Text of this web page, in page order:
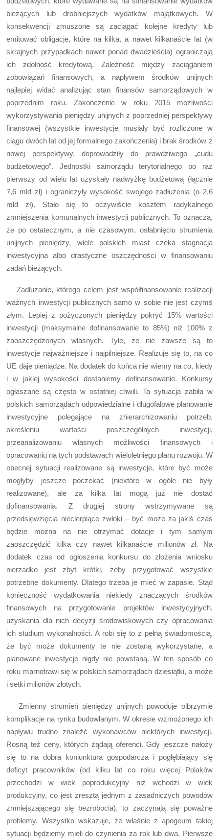
bieżących lub drobniejszych wydatków majątkowych. W
konsekwencji zmuszone są zaciągać kolejne kredyty lub
emitować obligacje, które na kilka, a nawet kilkanaście lat (w
skrajnych przypadkach nawet ponad dwadzieścia) ograniczają
ich zdolność kredytową. Zależność między zaciąganiem
zobowiązań finansowych, a napływem środków unijnych
najlepiej widać analizując stan finansów samorządowych w
poprzednim roku. Zakończenie w roku 2015 możliwości
wykorzystywania pieniędzy unijnych z poprzedniej perspektywy
finansowej (wszystkie inwestycje musiały być rozliczone w
ciągu dwóch lat od jej formalnego zakończenia) i brak środków z
nowej perspektywy, doprowadziły do prawdziwego „cudu
budżetowego”. Jednostki samorządu terytorialnego po raz
pierwszy od wielu lat uzyskały nadwyżkę budżetową (łącznie
7,6 mld zł) i ograniczyły wysokość swojego zadłużenia (o 2,6
mld zł). Stało się to oczywiście kosztem radykalnego
zmniejszenia komunalnych inwestycji publicznych. To oznacza,
że po ostatecznym, a nie czasowym, osłabnięciu strumienia
unijnych pieniędzy, wiele polskich miast czeka stagnacja
inwestycyjna albo drastyczne oszczędności w finansowaniu
zadań bieżących.
Zadłużanie, którego celem jest współfinansowanie realizacji
ważnych inwestycji publicznych samo w sobie nie jest czymś
złym. Lepiej z pożyczonych pieniędzy pokryć 15% wartości
inwestycji (maksymalne dofinansowanie to 85%) niż 100% z
zaoszczędzonych własnych. Tyle, że nie zawsze są to
inwestycje najważniejsze i najpilniejsze. Realizuje się to, na co
UE daje pieniądze. Na dodatek do końca nie wiemy na co, kiedy
i w jakiej wysokości dostaniemy dofinansowanie. Konkursy
ogłaszane są często w ostatniej chwili. Ta sytuacja zabiła w
polskich samorządach odpowiedzialne i długofalowe planowanie
inwestycyjne polegające na zhierarchizowaniu potrzeb,
określeniu wartości poszczególnych inwestycji,
przeanalizowaniu własnych możliwości finansowych i
opracowaniu na tych podstawach wieloletniego planu rozwoju. W
obecnej sytuacji realizowane są inwestycje, które być może
mogłyby jeszcze poczekać (niektóre w ogóle nie były
realizowane), ale za kilka lat mogą już nie dostać
dofinansowania. Z drugiej strony wstrzymywane są
przedsięwzięcia niecierpiące zwłoki – być może za jakiś czas
będzie można na nie otrzymać dotacje i tym samym
zaoszczędzić kilka czy nawet kilkanaście milionów zł. Na
dodatek czas od ogłoszenia konkursu do złożenia wniosku
nierzadko jest zbyt krótki, żeby przygotować wszystkie
potrzebne dokumenty. Dlatego trzeba je mieć w zapasie. Stąd
konieczność wydatkowania niekiedy znaczących środków
finansowych na przygotowanie projektów inwestycyjnych,
uzyskania dla nich decyzji środowiskowych czy opracowania
ich studium wykonalności. A robi się to z pełną świadomością,
że być może dokumenty te nie zostaną wykorzystane, a
planowane inwestycje nigdy nie powstaną. W ten sposób co
roku marnotrawi się w polskich samorządach dziesiątki, a może
i setki milionów złotych.
Zmienny strumień pieniędzy unijnych powoduje olbrzymie
komplikacje na rynku budowlanym. W okresie wzmożonego ich
napływu trudno znaleźć wykonawców niektórych inwestycji.
Rosną też ceny, których żądają oferenci. Gdy jeszcze nałoży
się to na dobra koniunktura gospodarcza i pogłębiający się
deficyt pracowników (od kilku lat co roku więcej Polaków
przechodzi w wiek poprodukcyjny niż wchodzi w wiek
produkcyjny, co jest zresztą jednym z zasadniczych powodów
zmniejszającego się bezrobocia), to zaczynają się poważne
problemy. Wszystko wskazuje, że właśnie z apogeum takiej
sytuacji będziemy mieli do czynienia za rok lub dwa. Pierwsze